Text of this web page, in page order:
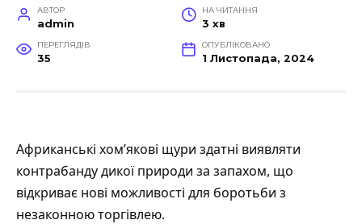
АВТОР
admin
НА ЧИТАННЯ
3 хв
ПЕРЕГЛЯДІВ
35
ОПУБЛІКОВАНО
1 Листопада, 2024
Африканські хом’якові щури здатні виявляти
контрабанду дикої природи за запахом, що
відкриває нові можливості для боротьби з
незаконною торгівлею.